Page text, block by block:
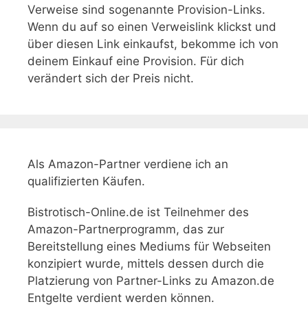
Verweise sind sogenannte Provision-Links.
Wenn du auf so einen Verweislink klickst und
über diesen Link einkaufst, bekomme ich von
deinem Einkauf eine Provision. Für dich
verändert sich der Preis nicht.
Als Amazon-Partner verdiene ich an
qualifizierten Käufen.
Bistrotisch-Online.de ist Teilnehmer des
Amazon-Partnerprogramm, das zur
Bereitstellung eines Mediums für Webseiten
konzipiert wurde, mittels dessen durch die
Platzierung von Partner-Links zu Amazon.de
Entgelte verdient werden können.